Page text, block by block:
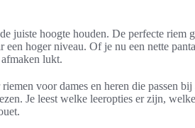
juiste hoogte houden. De perfecte riem
hoger niveau. Of je nu een nette
lukt.
voor dames en heren die passen
Je leest welke leeropties er zijn,